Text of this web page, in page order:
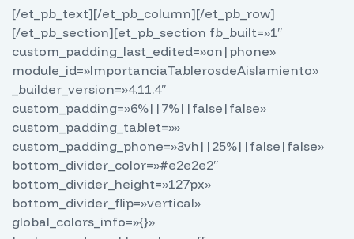
[/et_pb_text][/et_pb_column][/et_pb_row]
[/et_pb_section][et_pb_section fb_built=»1″
custom_padding_last_edited=»on|phone»
module_id=»ImportanciaTablerosdeAislamiento»
_builder_version=»4.11.4″
custom_padding=»6%||7%||false|false»
custom_padding_tablet=»»
custom_padding_phone=»3vh||25%||false|false»
bottom_divider_color=»#e2e2e2″
bottom_divider_height=»127px»
bottom_divider_flip=»vertical»
global_colors_info=»{}»